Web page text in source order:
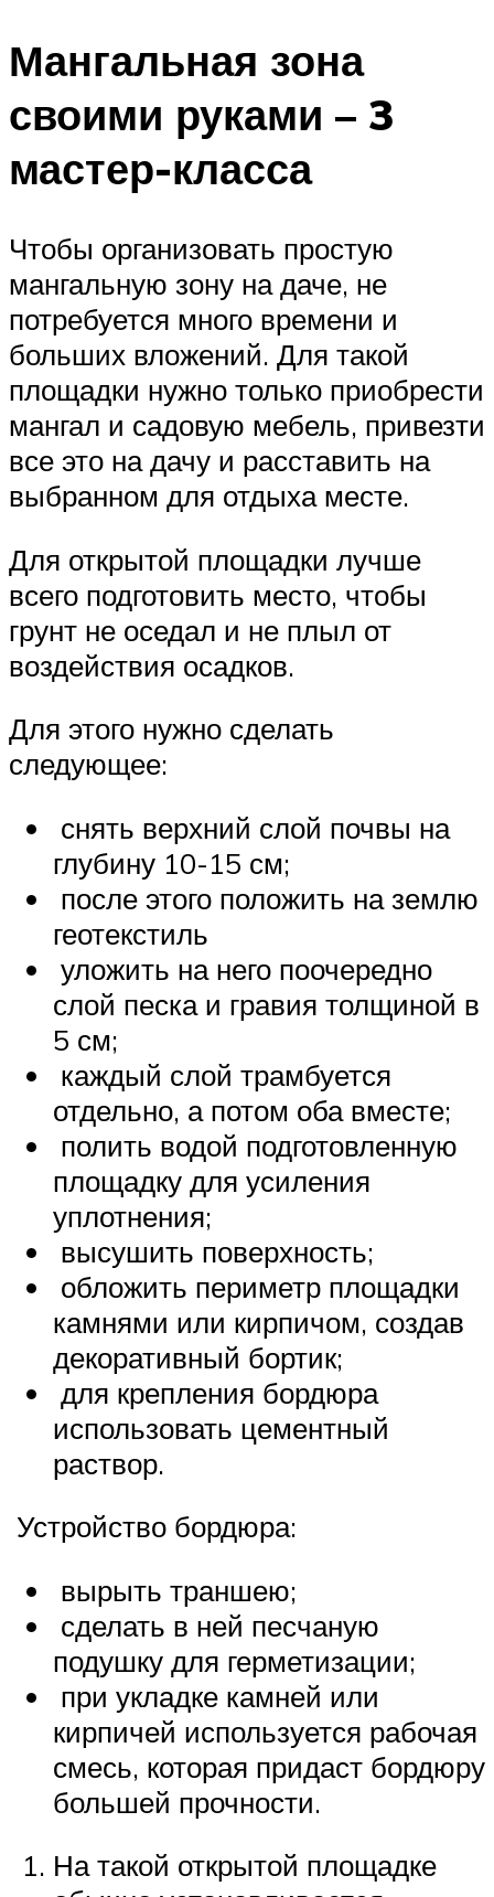
Мангальная зона
своими руками – 3
мастер-класса
Чтобы организовать простую
мангальную зону на даче, не
потребуется много времени и
больших вложений. Для такой
площадки нужно только приобрести
мангал и садовую мебель, привезти
все это на дачу и расставить на
выбранном для отдыха месте.
Для открытой площадки лучше
всего подготовить место, чтобы
грунт не оседал и не плыл от
воздействия осадков.
Для этого нужно сделать
следующее:
снять верхний слой почвы на
глубину 10-15 см;
после этого положить на землю
геотекстиль
уложить на него поочередно
слой песка и гравия толщиной в
5 см;
каждый слой трамбуется
отдельно, а потом оба вместе;
полить водой подготовленную
площадку для усиления
уплотнения;
высушить поверхность;
обложить периметр площадки
камнями или кирпичом, создав
декоративный бортик;
для крепления бордюра
использовать цементный
раствор.
Устройство бордюра:
вырыть траншею;
сделать в ней песчаную
подушку для герметизации;
при укладке камней или
кирпичей используется рабочая
смесь, которая придаст бордюру
большей прочности.
На такой открытой площадке